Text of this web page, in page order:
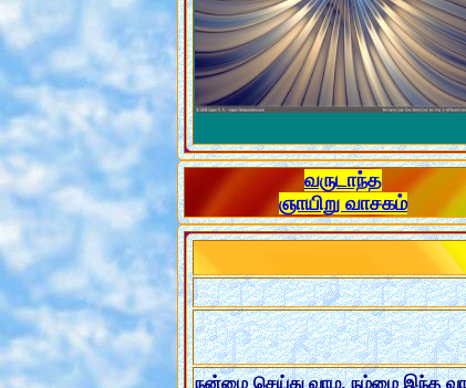
வருடாந்த
ஞாயிறு வாசகம்
நன்மை செய்து வாழ, நம்மை இந்த வார